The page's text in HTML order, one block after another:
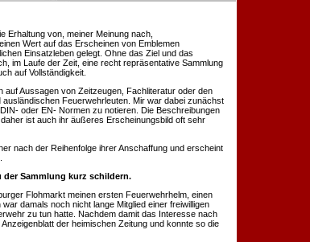
Erhaltung von, meiner Meinung nach,
Wert auf das Erscheinen von Emblemen
Einsatzleben gelegt. Ohne das Ziel und das
im Laufe der Zeit, eine recht repräsentative Sammlung
auf Vollständigkeit.
Aussagen von Zeitzeugen, Fachliteratur oder den
Feuerwehrleuten. Mir war dabei zunächst
oder EN- Normen zu notieren. Die Beschreibungen
ist auch ihr äußeres Erscheinungsbild oft sehr
nach der Reihenfolge ihrer Anschaffung und erscheint
Sammlung kurz schildern.
Flohmarkt meinen ersten Feuerwehrhelm, einen
damals noch nicht lange Mitglied einer freiwilligen
zu tun hatte. Nachdem damit das Interesse nach
der heimischen Zeitung und konnte so die